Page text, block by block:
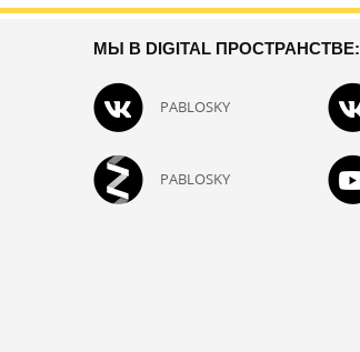
МЫ В DIGITAL ПРОСТРАНСТВЕ:
PABLOSKY
PABLOSKY